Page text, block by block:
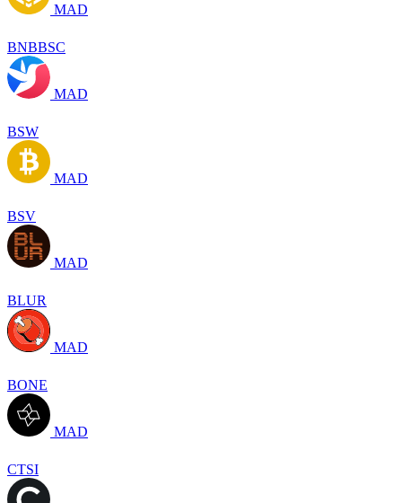
MAD
BNBBSC
MAD
BSW
MAD
BSV
MAD
BLUR
MAD
BONE
MAD
CTSI